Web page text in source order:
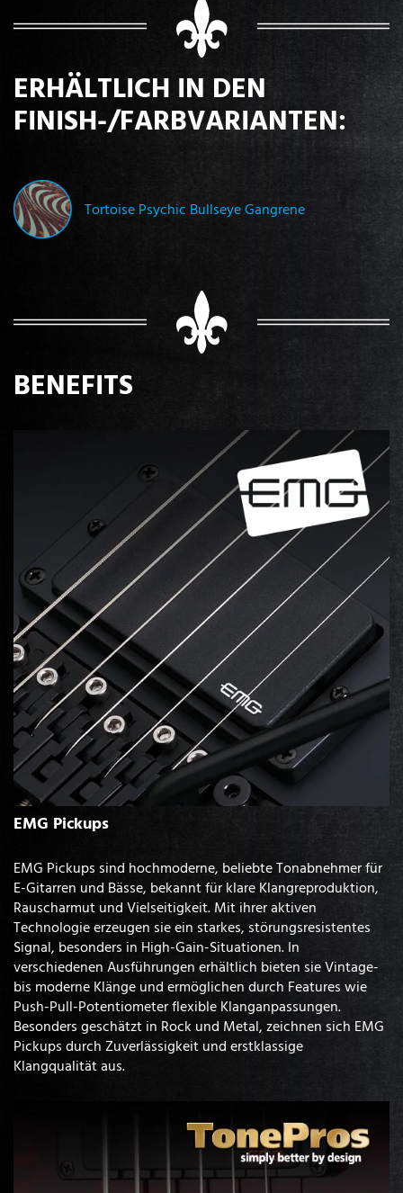
ERHÄLTLICH IN DEN
FINISH-/FARBVARIANTEN:
Tortoise Psychic Bullseye Gangrene
BENEFITS
EMG Pickups
EMG Pickups sind hochmoderne, beliebte Tonabnehmer für
E-Gitarren und Bässe, bekannt für klare Klangreproduktion,
Rauscharmut und Vielseitigkeit. Mit ihrer aktiven
Technologie erzeugen sie ein starkes, störungsresistentes
Signal, besonders in High-Gain-Situationen. In
verschiedenen Ausführungen erhältlich bieten sie Vintage-
bis moderne Klänge und ermöglichen durch Features wie
Push-Pull-Potentiometer flexible Klanganpassungen.
Besonders geschätzt in Rock und Metal, zeichnen sich EMG
Pickups durch Zuverlässigkeit und erstklassige
Klangqualität aus.